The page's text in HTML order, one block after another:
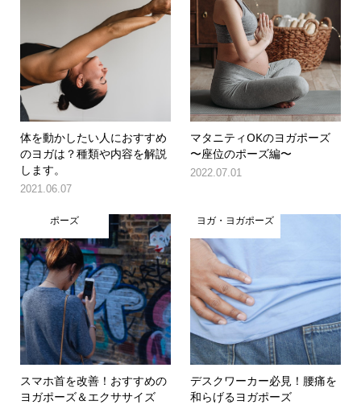
体を動かしたい人におすすめ
のヨガは？種類や内容を解説
します。
2021.06.07
マタニティOKのヨガポーズ
〜座位のポーズ編〜
2022.07.01
ポーズ
スマホ首を改善！おすすめの
ヨガポーズ＆エクササイズ
ヨガ・ヨガポーズ
デスクワーカー必見！腰痛を
和らげるヨガポーズ